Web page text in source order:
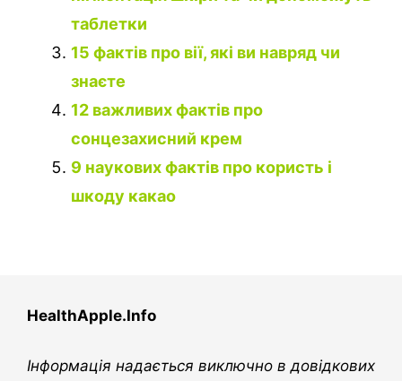
таблетки
15 фактів про вії, які ви навряд чи
знаєте
12 важливих фактів про
сонцезахисний крем
9 наукових фактів про користь і
шкоду какао
HealthApple.Info
Інформація надається виключно в довідкових